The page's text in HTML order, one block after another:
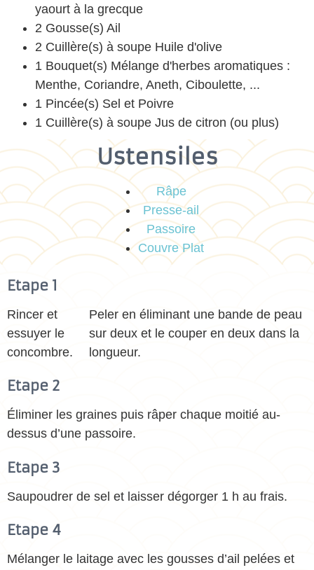
yaourt à la grecque
2 Gousse(s) Ail
2 Cuillère(s) à soupe Huile d'olive
1 Bouquet(s) Mélange d'herbes aromatiques :
Menthe, Coriandre, Aneth, Ciboulette, ...
1 Pincée(s) Sel et Poivre
1 Cuillère(s) à soupe Jus de citron (ou plus)
Ustensiles
Râpe
Presse-ail
Passoire
Couvre Plat
Etape 1
Rincer et
essuyer le
concombre.
Peler en éliminant une bande de peau
sur deux et le couper en deux dans la
longueur.
Etape 2
Éliminer les graines puis râper chaque moitié au-
dessus d’une passoire.
Etape 3
Saupoudrer de sel et laisser dégorger 1 h au frais.
Etape 4
Mélanger le laitage avec les gousses d’ail pelées et